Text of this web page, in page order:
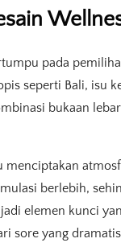
pada
seperti Bali, isu
bukaan
berlebih,
elemen kunci
sore yang